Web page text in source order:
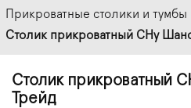
Прикроватные столики и тумбы
Столик прикроватный СНу
Столик прикроватный
Трейд